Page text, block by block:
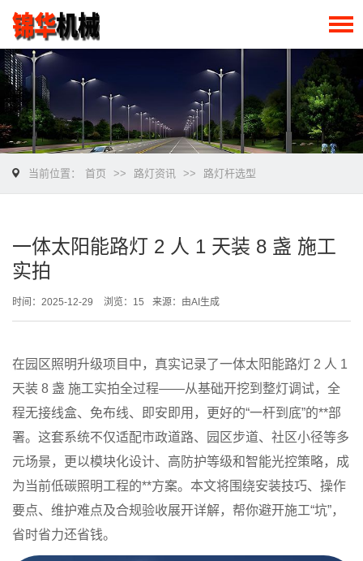
当前位置： 首页 >> 路灯资讯 >> 路灯杆选型
一体太阳能路灯 2 人 1 天装 8 盏 施工
实拍
时间：2025-12-29 浏览：15 来源：由AI生成
在园区照明升级项目中，真实记录了一体太阳能路灯 2 人 1
天装 8 盏 施工实拍全过程——从基础开挖到整灯调试，全
程无接线盒、免布线、即安即用，更好的“一杆到底”的**部
署。这套系统不仅适配市政道路、园区步道、社区小径等多
元场景，更以模块化设计、高防护等级和智能光控策略，成
为当前低碳照明工程的**方案。本文将围绕安装技巧、操作
要点、维护难点及合规验收展开详解，帮你避开施工“坑”，
省时省力还省钱。